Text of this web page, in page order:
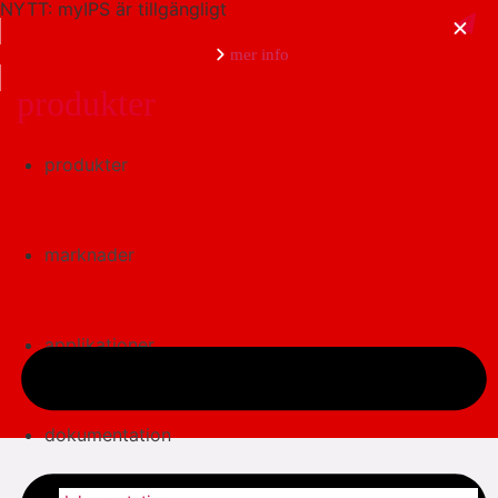
NYTT: myIPS är tillgängligt
mer info
produkter
marknader
applikationer
dokumentation
produkter